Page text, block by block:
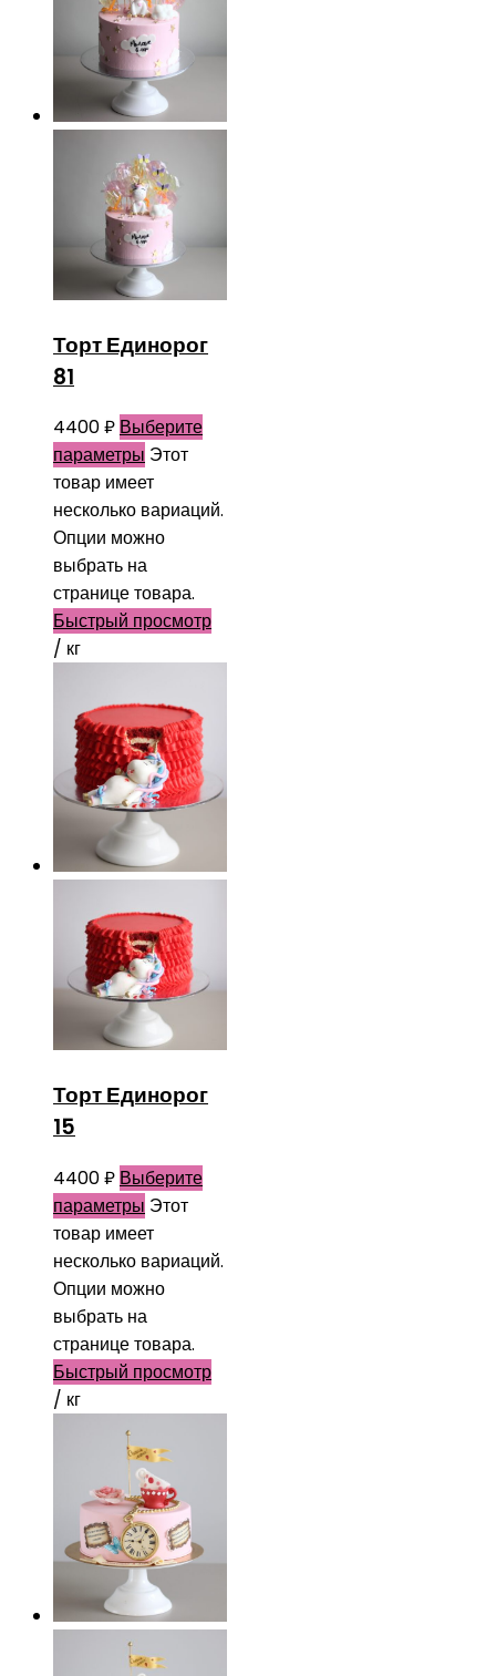
Торт Единорог
81
4400₽ Выберите
параметры Этот
товар имеет
несколько вариаций.
Опции можно
выбрать на
странице товара.
Быстрый просмотр
/ кг
Торт Единорог
15
4400₽ Выберите
параметры Этот
товар имеет
несколько вариаций.
Опции можно
выбрать на
странице товара.
Быстрый просмотр
/ кг